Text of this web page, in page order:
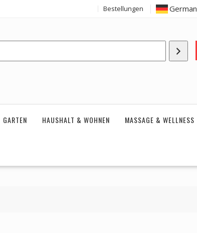
Bestellungen German
GARTEN HAUSHALT & WOHNEN MASSAGE & WELLNESS